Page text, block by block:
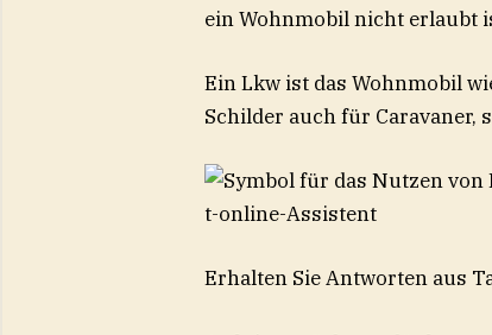
ein Wohnmobil nicht erlaubt
Ein Lkw ist das Wohnmobil
Schilder auch für Caravaner,
t-online-Assistent
Erhalten Sie Antworten aus